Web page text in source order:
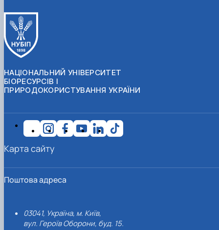
НАЦІОНАЛЬНИЙ УНІВЕРСИТЕТ
БІОРЕСУРСІВ І
ПРИРОДОКОРИСТУВАННЯ УКРАЇНИ
Поштова адреса
03041, Україна, м. Київ,
вул. Героїв Оборони, буд. 15.
Карта сайту